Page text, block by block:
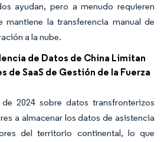
ayudan, pero a menudo requieren
mantiene la transferencia manual de
a la nube.
de Datos de China Limitan
de SaaS de Gestión de la Fuerza
2024 sobre datos transfronterizos
a almacenar los datos de asistencia
del territorio continental, lo que